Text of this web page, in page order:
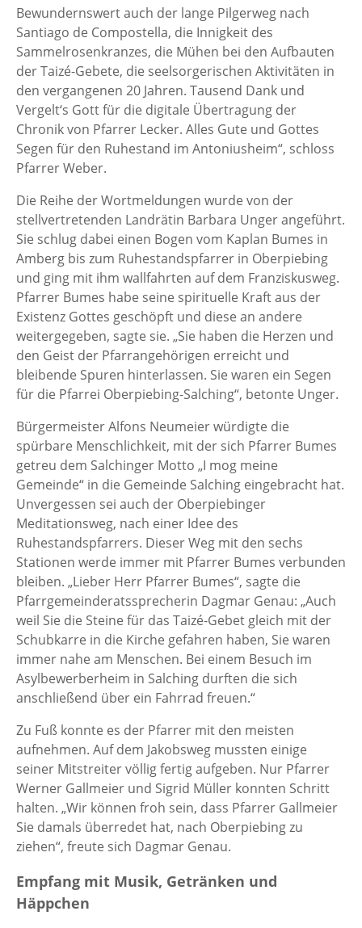
Bewundernswert auch der lange Pilgerweg nach
Santiago de Compostella, die Innigkeit des
Sammelrosenkranzes, die Mühen bei den Aufbauten
der Taizé-Gebete, die seelsorgerischen Aktivitäten in
den vergangenen 20 Jahren. Tausend Dank und
Vergelt‘s Gott für die digitale Übertragung der
Chronik von Pfarrer Lecker. Alles Gute und Gottes
Segen für den Ruhestand im Antoniusheim“, schloss
Pfarrer Weber.
Die Reihe der Wortmeldungen wurde von der
stellvertretenden Landrätin Barbara Unger angeführt.
Sie schlug dabei einen Bogen vom Kaplan Bumes in
Amberg bis zum Ruhestandspfarrer in Oberpiebing
und ging mit ihm wallfahrten auf dem Franziskusweg.
Pfarrer Bumes habe seine spirituelle Kraft aus der
Existenz Gottes geschöpft und diese an andere
weitergegeben, sagte sie. „Sie haben die Herzen und
den Geist der Pfarrangehörigen erreicht und
bleibende Spuren hinterlassen. Sie waren ein Segen
für die Pfarrei Oberpiebing-Salching“, betonte Unger.
Bürgermeister Alfons Neumeier würdigte die
spürbare Menschlichkeit, mit der sich Pfarrer Bumes
getreu dem Salchinger Motto „I mog meine
Gemeinde“ in die Gemeinde Salching eingebracht hat.
Unvergessen sei auch der Oberpiebinger
Meditationsweg, nach einer Idee des
Ruhestandspfarrers. Dieser Weg mit den sechs
Stationen werde immer mit Pfarrer Bumes verbunden
bleiben. „Lieber Herr Pfarrer Bumes“, sagte die
Pfarrgemeinderatssprecherin Dagmar Genau: „Auch
weil Sie die Steine für das Taizé-Gebet gleich mit der
Schubkarre in die Kirche gefahren haben, Sie waren
immer nahe am Menschen. Bei einem Besuch im
Asylbewerberheim in Salching durften die sich
anschließend über ein Fahrrad freuen.“
Zu Fuß konnte es der Pfarrer mit den meisten
aufnehmen. Auf dem Jakobsweg mussten einige
seiner Mitstreiter völlig fertig aufgeben. Nur Pfarrer
Werner Gallmeier und Sigrid Müller konnten Schritt
halten. „Wir können froh sein, dass Pfarrer Gallmeier
Sie damals überredet hat, nach Oberpiebing zu
ziehen“, freute sich Dagmar Genau.
Empfang mit Musik, Getränken und
Häppchen